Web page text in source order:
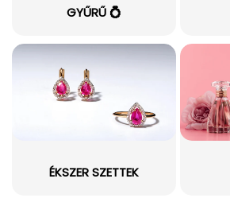
GYŰRŰ 💍
ÉKSZER SZETTEK